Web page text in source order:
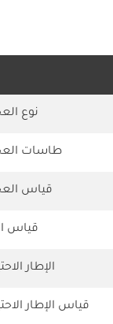
نوع
طاسات
قياس
قياس
الإطار
قياس الإطار